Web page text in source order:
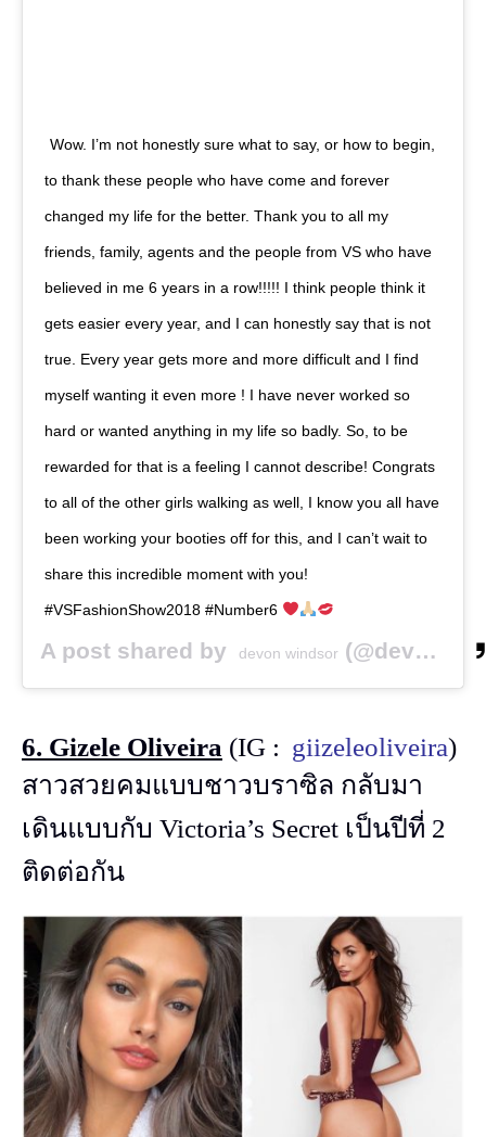
Wow. I’m not honestly sure what to say, or how to begin,
to thank these people who have come and forever
changed my life for the better. Thank you to all my
friends, family, agents and the people from VS who have
believed in me 6 years in a row!!!!! I think people think it
gets easier every year, and I can honestly say that is not
true. Every year gets more and more difficult and I find
myself wanting it even more ! I have never worked so
hard or wanted anything in my life so badly. So, to be
rewarded for that is a feeling I cannot describe! Congrats
to all of the other girls walking as well, I know you all have
been working your booties off for this, and I can’t wait to
share this incredible moment with you!
#VSFashionShow2018 #Number6
A post shared by devon windsor (@devwindsor) on
6. Gizele Oliveira (IG : giizeleoliveira)
สาวสวยคมแบบชาวบราซิล กลับมา
เดินแบบกับ Victoria’s Secret เป็นปีที่ 2
ติดต่อกัน